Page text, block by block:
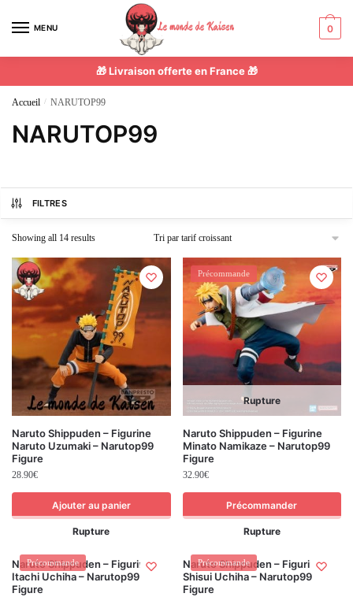
MENU 0
🎁 Livraison offerte en France 🎁
Accueil / NARUTOP99
NARUTOP99
FILTRES
Showing all 14 results
Naruto Shippuden – Figurine
Naruto Uzumaki – Narutop99
Figure
28.90€
Ajouter au panier
Précommande
Rupture
Naruto Shippuden – Figurine
Minato Namikaze – Narutop99
Figure
32.90€
Précommander
Précommande
Rupture
Naruto Shippuden – Figurine
Itachi Uchiha – Narutop99
Figure
Précommande
Rupture
Naruto Shippuden – Figurine
Shisui Uchiha – Narutop99
Figure